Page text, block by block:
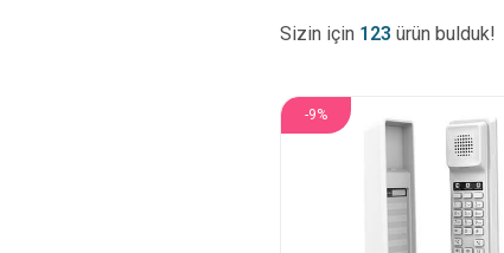
Sizin için 123 ürün bulduk!
-9%